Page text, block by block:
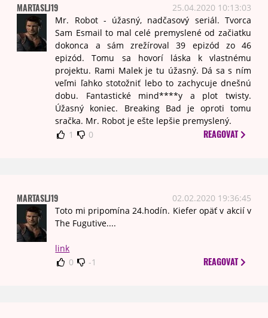
MARTASLJ19
25.04.2020 10:13:03
Mr. Robot - úžasný, nadčasový seriál. Tvorca
Sam Esmail to mal celé premyslené od začiatku
dokonca a sám zrežíroval 39 epizód zo 46
epizód. Tomu sa hovorí láska k vlastnému
projektu. Rami Malek je tu úžasný. Dá sa s ním
veľmi ľahko stotožniť lebo to zachycuje dnešnú
dobu. Fantastické mind****y a plot twisty.
Úžasný koniec. Breaking Bad je oproti tomu
sračka. Mr. Robot je ešte lepšie premyslený.
1
0 REAGOVAT
MARTASLJ19
02.02.2020 19:36:45
Toto mi pripomína 24.hodín. Kiefer opäť v akcií v
The Fugutive....
link
0
-1 REAGOVAT